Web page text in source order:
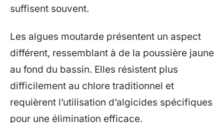
suffisent souvent.
Les algues moutarde présentent un aspect
différent, ressemblant à de la poussière jaune
au fond du bassin. Elles résistent plus
difficilement au chlore traditionnel et
requièrent l’utilisation d’algicides spécifiques
pour une élimination efficace.